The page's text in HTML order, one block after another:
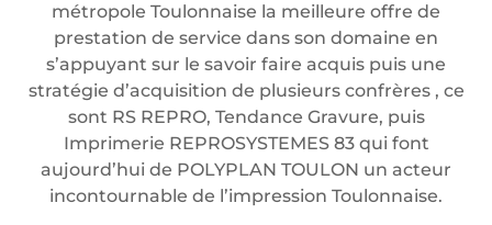
métropole Toulonnaise la meilleure offre de
prestation de service dans son domaine en
s’appuyant sur le savoir faire acquis puis une
stratégie d’acquisition de plusieurs confrères , ce
sont RS REPRO, Tendance Gravure, puis
Imprimerie REPROSYSTEMES 83 qui font
aujourd’hui de POLYPLAN TOULON un acteur
incontournable de l’impression Toulonnaise.